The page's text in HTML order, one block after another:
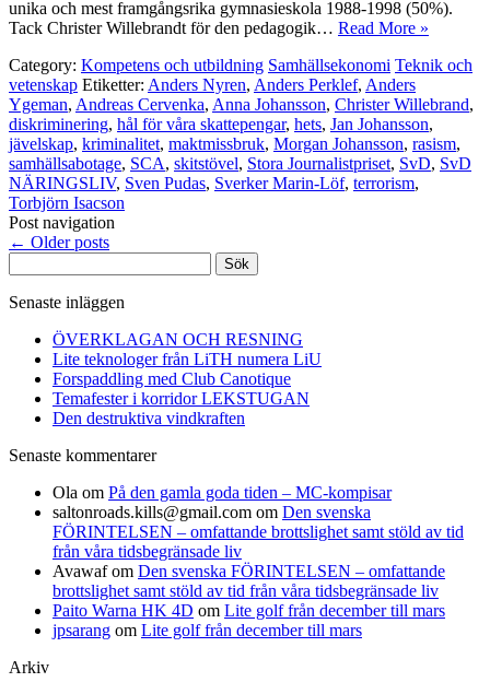
unika och mest framgångsrika gymnasieskola 1988-1998 (50%).
Tack Christer Willebrandt för den pedagogik… Read More »
Category: Kompetens och utbildning Samhällsekonomi Teknik och
vetenskap Etiketter: Anders Nyren, Anders Perklef, Anders
Ygeman, Andreas Cervenka, Anna Johansson, Christer Willebrand,
diskriminering, hål för våra skattepengar, hets, Jan Johansson,
jävelskap, kriminalitet, maktmissbruk, Morgan Johansson, rasism,
samhällsabotage, SCA, skitstövel, Stora Journalistpriset, SvD, SvD
NÄRINGSLIV, Sven Pudas, Sverker Marin-Löf, terrorism,
Torbjörn Isacson
Post navigation
← Older posts
efter:
Senaste inläggen
ÖVERKLAGAN OCH RESNING
Lite teknologer från LiTH numera LiU
Forspaddling med Club Canotique
Temafester i korridor LEKSTUGAN
Den destruktiva vindkraften
Senaste kommentarer
Ola om På den gamla goda tiden – MC-kompisar
saltonroads.kills@gmail.com om Den svenska
FÖRINTELSEN – omfattande brottslighet samt stöld av tid
från våra tidsbegränsade liv
Avawafom Den svenska FÖRINTELSEN – omfattande
brottslighet samt stöld av tid från våra tidsbegränsade liv
Paito Warna HK 4D om Lite golf från december till mars
jpsarang om Lite golf från december till mars
Arkiv